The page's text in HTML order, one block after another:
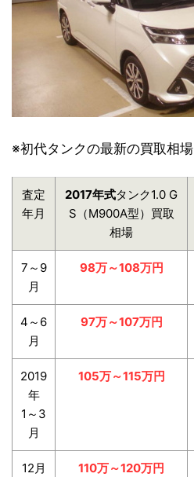
※初代タンクの最新の買取相場
査定
年月
2017年式タンク1.0 G
S（M900A型）買取
相場
7～9
月
98万～108万円
4～6
月
97万～107万円
2019
年
1～3
月
105万～115万円
12月 110万～120万円